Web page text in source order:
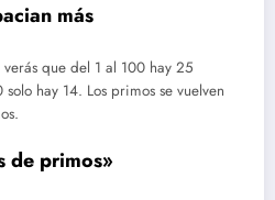
más
que del 1 al 100 hay 25
hay 14. Los primos se vuelven
de primos»